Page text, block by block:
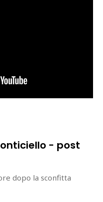
- post
dopo la sconfitta